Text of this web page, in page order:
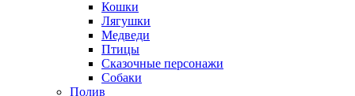
Кошки
Лягушки
Медведи
Птицы
Сказочные персонажи
Собаки
Полив